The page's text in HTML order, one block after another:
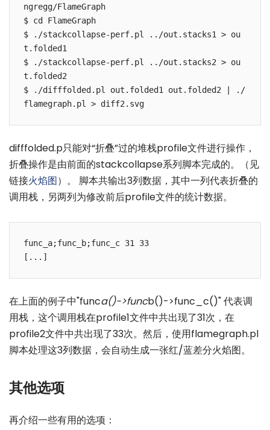
ngregg/FlameGraph
$ cd FlameGraph
$ ./stackcollapse-perf.pl ../out.stacks1 > ou
t.folded1
$ ./stackcollapse-perf.pl ../out.stacks2 > ou
t.folded2
$ ./difffolded.pl out.folded1 out.folded2 | ./
difffolded.p只能对“折叠”过的堆栈profile文件进行操作，
折叠操作是由前面的stackcollapse系列脚本完成的。（见
链接火焰图）。 脚本共输出3列数据，其中一列代表折叠的
调用栈，另两列为修改前后profile文件的统计数据。
func_a;func_b;func_c 31 33
在上面的例子中"funca()->funcb()->func_c()" 代表调
用栈，这个调用栈在profile1文件中共出现了31次，在
profile2文件中共出现了33次。然后，使用flamegraph.pl
脚本处理这3列数据，会自动生成一张红/蓝差分火焰图。
其他选项
再介绍一些有用的选项：